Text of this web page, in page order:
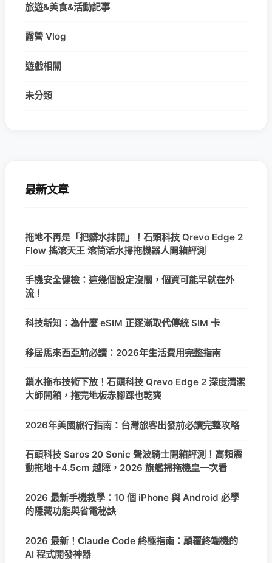
旅遊&美食&活動記事
露營 Vlog
遊戲相關
未分類
最新文章
拖地不再是「把髒水抹開」！石頭科技 Qrevo Edge 2
Flow 搖滾天王 滾筒活水掃拖機器人開箱評測
手機安全健檢：這幾個設定沒關，個資可能早就在外
流！
科技新知：為什麼 eSIM 正逐漸取代傳統 SIM 卡
移居馬來西亞前必讀：2026年生活費用完整指南
鎖水拖布技術下放！石頭科技 Qrevo Edge 2 深度清潔
大師開箱，拖完地板赤腳踩也乾爽
2026年美國旅行指南：台灣旅客出發前必讀完整攻略
石頭科技 Saros 20 Sonic 聲波騎士開箱評測！高頻震
動拖地＋4.5cm 越障，2026 旗艦掃拖機皇一次看
2026 最新手機教學：10 個 iPhone 與 Android 必學
的隱藏功能與省電秘訣
2026 最新！Claude Code 終極指南：顛覆終端機的
AI 程式開發神器